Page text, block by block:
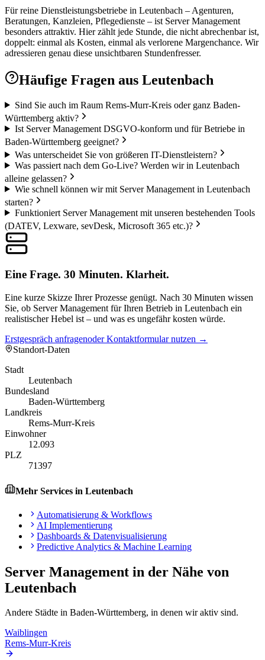
Für reine Dienstleistungsbetriebe in Leutenbach – Agenturen,
Beratungen, Kanzleien, Pflegedienste – ist Server Management
besonders attraktiv. Hier zählt jede Stunde, die nicht abrechenbar ist,
doppelt: einmal als Kosten, einmal als verlorene Margenchance. Wir
adressieren genau diese unsichtbaren Stundenfresser.
Häufige Fragen aus Leutenbach
Sind Sie auch im Raum Rems-Murr-Kreis oder ganz Baden-
Württemberg aktiv?
Ist Server Management DSGVO-konform und für Betriebe in
Baden-Württemberg geeignet?
Was unterscheidet Sie von größeren IT-Dienstleistern?
Was passiert nach dem Go-Live? Werden wir in Leutenbach
alleine gelassen?
Wie schnell können wir mit Server Management in Leutenbach
starten?
Funktioniert Server Management mit unseren bestehenden Tools
(DATEV, Lexware, sevDesk, Microsoft 365 etc.)?
Eine Frage. 30 Minuten. Klarheit.
Eine kurze Skizze Ihrer Prozesse genügt. Nach 30 Minuten wissen
Sie, ob Server Management für Ihren Betrieb in Leutenbach ein
realistischer Hebel ist – und was es ungefähr kosten würde.
Erstgespräch anfragenoder Kontaktformular nutzen →
Standort-Daten
Stadt
Leutenbach
Bundesland
Baden-Württemberg
Landkreis
Rems-Murr-Kreis
Einwohner
12.093
PLZ
71397
Mehr Services in Leutenbach
Automatisierung & Workflows
AI Implementierung
Dashboards & Datenvisualisierung
Predictive Analytics & Machine Learning
Server Management in der Nähe von
Leutenbach
Andere Städte in Baden-Württemberg, in denen wir aktiv sind.
Waiblingen
Rems-Murr-Kreis